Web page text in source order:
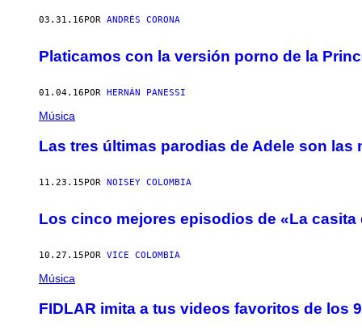
03.31.16 POR ANDRÉS CORONA
Platicamos con la versión porno de la
01.04.16POR HERNÁN PANESSI
Música
Las tres últimas parodias de Adele son las
11.23.15 POR NOISEY COLOMBIA
Los cinco mejores episodios de «La
10.27.15POR VICE COLOMBIA
Música
FIDLAR imita a tus videos favoritos de los